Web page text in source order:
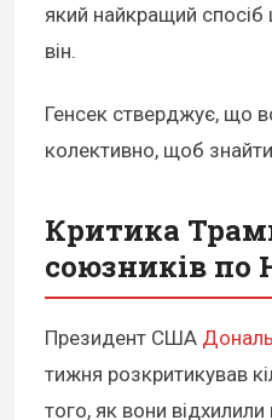
який найкращий спосіб
він.
Генсек стверджує, що
колективно, щоб
Критика
союзників по
Президент США
тижня розкритикував
того, як вони